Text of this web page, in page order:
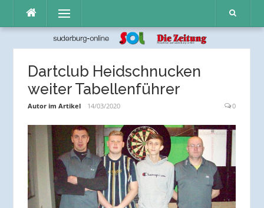
Inhalt
Menü
Dartclub Heidschnucken
weiter Tabellenführer
Autor im Artikel 14/03/2020 0